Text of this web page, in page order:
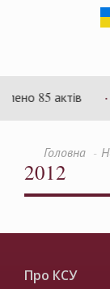
85 актів
Головна
2012
Про КСУ